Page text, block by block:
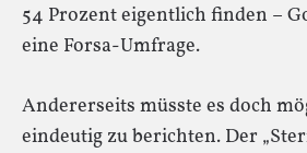
54 Prozent eigentlich finden –
eine Forsa-Umfrage.
Andererseits müsste es doch
eindeutig zu berichten. Der